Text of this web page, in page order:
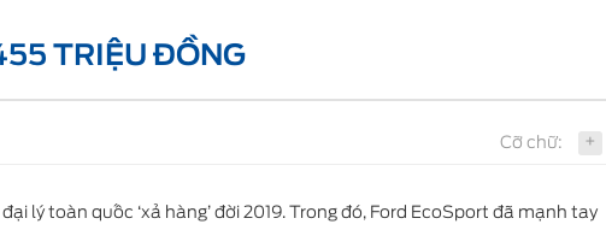
TRIỆU ĐỒNG
Cỡ chữ: +
lý toàn quốc ‘xả hàng’ đời 2019. Trong đó, Ford EcoSport đã mạnh tay